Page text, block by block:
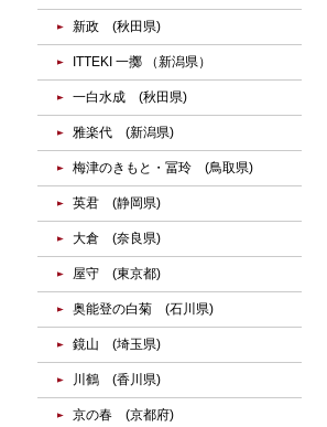
新政 (秋田県)
ITTEKI 一擲 （新潟県）
一白水成 (秋田県)
雅楽代 (新潟県)
梅津のきもと・冨玲 (鳥取県)
英君 (静岡県)
大倉 (奈良県)
屋守 (東京都)
奥能登の白菊 (石川県)
鏡山 (埼玉県)
川鶴 (香川県)
京の春 (京都府)